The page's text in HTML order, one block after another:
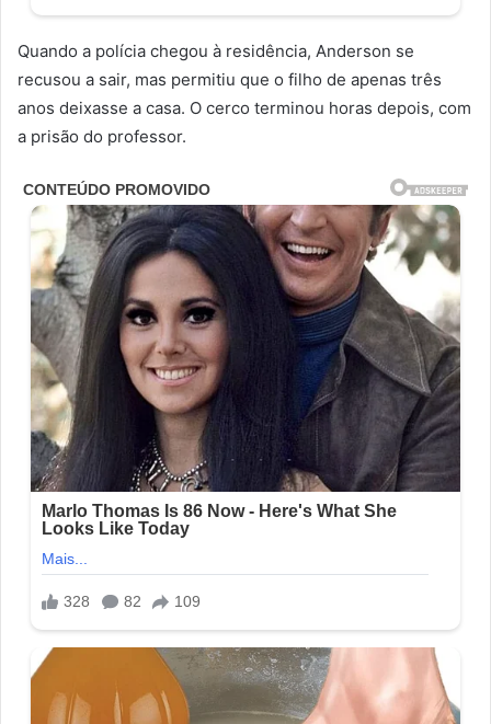
Quando a polícia chegou à residência, Anderson se
recusou a sair, mas permitiu que o filho de apenas três
anos deixasse a casa. O cerco terminou horas depois, com
a prisão do professor.